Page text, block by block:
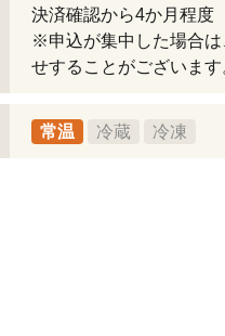
決済確認から4か月程度
※申込が集中した場合
せすることがございます
常温 冷蔵 冷凍